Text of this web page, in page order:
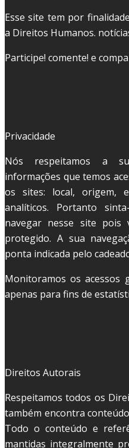
Esse site tem por
a Direitos Humanos.
Participe! comente! e
Privacidade
Nós respeitamos a
informações que temos
os sites: local, origem,
analíticos. Portanto
navegar nesse site pois
protegido. A sua
ponta indicada pelo
Monitoramos os acessos
apenas para fins de
Direitos Autorais
Respeitamos todos os
também encontra
Todo o conteúdo e
mantidas integralmente